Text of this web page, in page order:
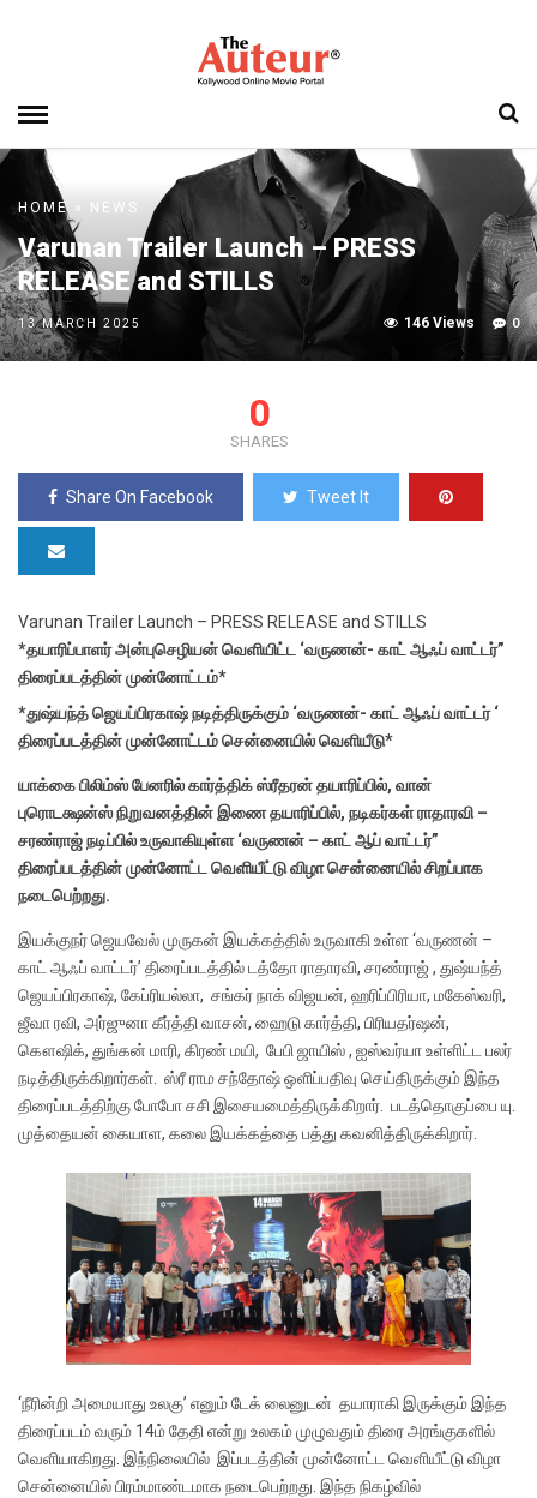
HOME » NEWS
Varunan Trailer Launch – PRESS
RELEASE and STILLS
13 MARCH 2025 0
146 Views
0
SHARES
Share On Facebook Tweet It
Varunan Trailer Launch – PRESS RELEASE and STILLS
*தயாரிப்பாளர் அன்புசெழியன் வெளியிட்ட ‘வருணன்- காட் ஆஃப் வாட்டர்”
திரைப்படத்தின் முன்னோட்டம்*
*துஷ்யந்த் ஜெயப்பிரகாஷ் நடித்திருக்கும் ‘வருணன்- காட் ஆஃப் வாட்டர் ‘
திரைப்படத்தின் முன்னோட்டம் சென்னையில் வெளியீடு*
யாக்கை பிலிம்ஸ் பேனரில் கார்த்திக் ஸ்ரீதரன் தயாரிப்பில், வான்
புரொடக்ஷன்ஸ் நிறுவனத்தின் இணை தயாரிப்பில், நடிகர்கள் ராதாரவி –
சரண்ராஜ் நடிப்பில் உருவாகியுள்ள ‘வருணன் – காட் ஆப் வாட்டர்”
திரைப்படத்தின் முன்னோட்ட வெளியீட்டு விழா சென்னையில் சிறப்பாக
நடைபெற்றது.
இயக்குநர் ஜெயவேல் முருகன் இயக்கத்தில் உருவாகி உள்ள ‘வருணன் –
காட் ஆஃப் வாட்டர்’ திரைப்படத்தில் டத்தோ ராதாரவி, சரண்ராஜ் , துஷ்யந்த்
ஜெயப்பிரகாஷ், கேப்ரியல்லா, சங்கர் நாக் விஜயன், ஹரிப்பிரியா, மகேஸ்வரி,
ஜீவா ரவி, அர்ஜுனா கீர்த்தி வாசன், ஹைடு கார்த்தி, பிரியதர்ஷன்,
கௌஷிக், துங்கன் மாரி, கிரண் மயி, பேபி ஜாயிஸ் , ஐஸ்வர்யா உள்ளிட்ட பலர்
நடித்திருக்கிறார்கள். ஸ்ரீ ராம சந்தோஷ் ஒளிப்பதிவு செய்திருக்கும் இந்த
திரைப்படத்திற்கு போபோ சசி இசையமைத்திருக்கிறார். படத்தொகுப்பை யு.
முத்தையன் கையாள, கலை இயக்கத்தை பத்து கவனித்திருக்கிறார்.
‘நீரின்றி அமையாது உலகு’ எனும் டேக் லைனுடன் தயாராகி இருக்கும் இந்த
திரைப்படம் வரும் 14ம் தேதி என்று உலகம் முழுவதும் திரை அரங்குகளில்
வெளியாகிறது. இந்நிலையில் இப்படத்தின் முன்னோட்ட வெளியீட்டு விழா
சென்னையில் பிரம்மாண்டமாக நடைபெற்றது. இந்த நிகழ்வில்